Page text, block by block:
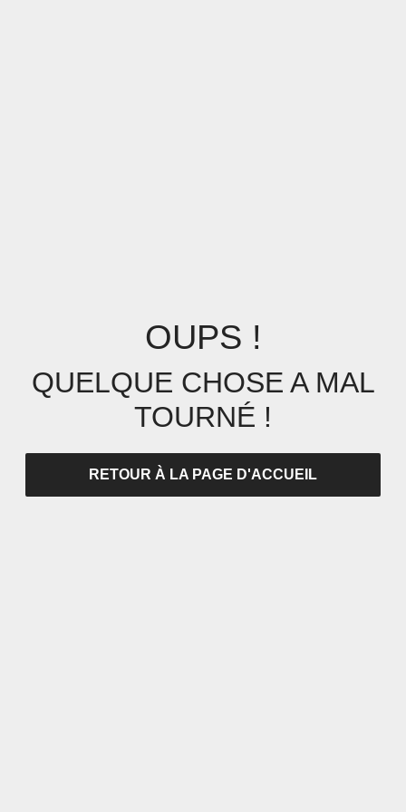
OUPS !
QUELQUE CHOSE A MAL
TOURNÉ !
RETOUR À LA PAGE D'ACCUEIL